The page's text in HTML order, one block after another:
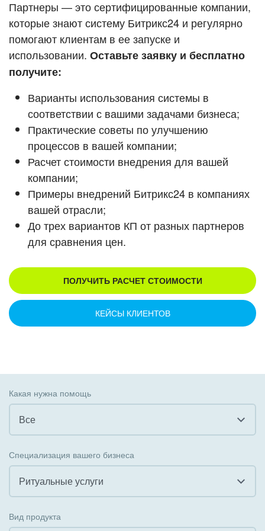
ВХОД
ВХОД
Смотреть видеокейсы
Партнеры — это сертифицированные компании,
которые знают систему Битрикс24 и регулярно
помогают клиентам в ее запуске и
использовании. Оставьте заявку и бесплатно
получите:
Варианты использования системы в
соответствии с вашими задачами бизнеса;
Практические советы по улучшению
процессов в вашей компании;
Расчет стоимости внедрения для вашей
компании;
Примеры внедрений Битрикс24 в компаниях
вашей отрасли;
До трех вариантов КП от разных партнеров
для сравнения цен.
ПОЛУЧИТЬ РАСЧЕТ СТОИМОСТИ
КЕЙСЫ КЛИЕНТОВ
Какая нужна помощь
Все
Внедрение КЭДО
Интеграция с 1С
Специализация вашего бизнеса
Ритуальные услуги
Вид продукта